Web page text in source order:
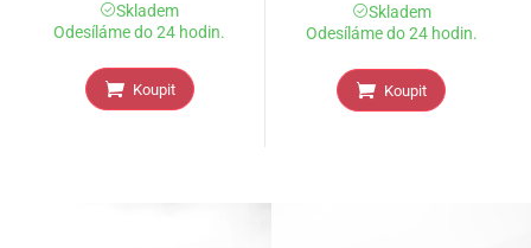
Skladem
Odesíláme do 24 hodin.
Koupit
Skladem
Odesíláme do 24 hodin.
Koupit